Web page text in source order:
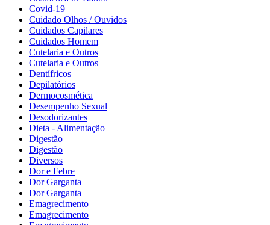
Covid-19
Cuidado Olhos / Ouvidos
Cuidados Capilares
Cuidados Homem
Cutelaria e Outros
Cutelaria e Outros
Dentífricos
Depilatórios
Dermocosmética
Desempenho Sexual
Desodorizantes
Dieta - Alimentação
Digestão
Digestão
Diversos
Dor e Febre
Dor Garganta
Dor Garganta
Emagrecimento
Emagrecimento